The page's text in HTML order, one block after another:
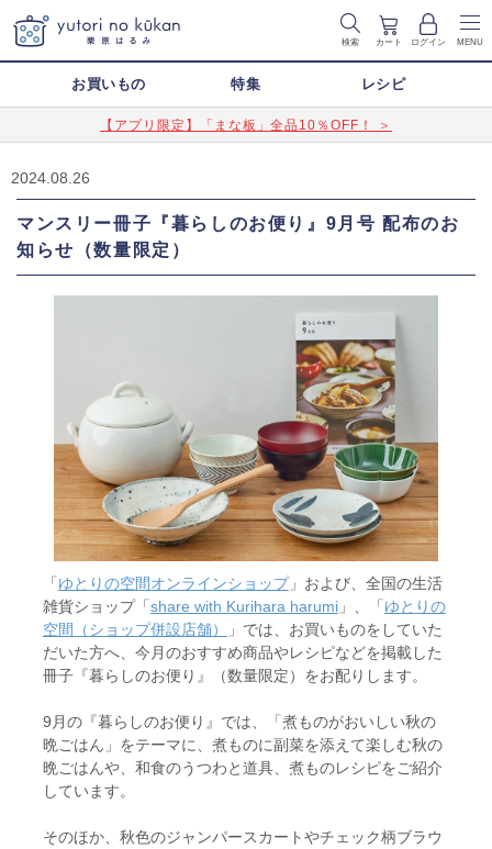
検索 カート ログイン MENU
お買いもの 特集 レシピ
【アプリ限定】「まな板」全品10％OFF！ ＞
2024.08.26
マンスリー冊子『暮らしのお便り』9月号 配布のお
知らせ（数量限定）
「 ゆとりの空間オンラインショップ」および、全国の生活
雑貨ショップ「 share with Kurihara harumi」、「 ゆとりの
空間（ショップ併設店舗）
」では、お買いものをしていた
だいた方へ、今月のおすすめ商品やレシピなどを掲載した
冊子『暮らしのお便り』（数量限定）をお配りします。
9月の『暮らしのお便り』では、「煮ものがおいしい秋の
晩ごはん」をテーマに、煮ものに副菜を添えて楽しむ秋の
晩ごはんや、和食のうつわと道具、煮ものレシピをご紹介
しています。
そのほか、秋色のジャンパースカートやチェック柄ブラウ